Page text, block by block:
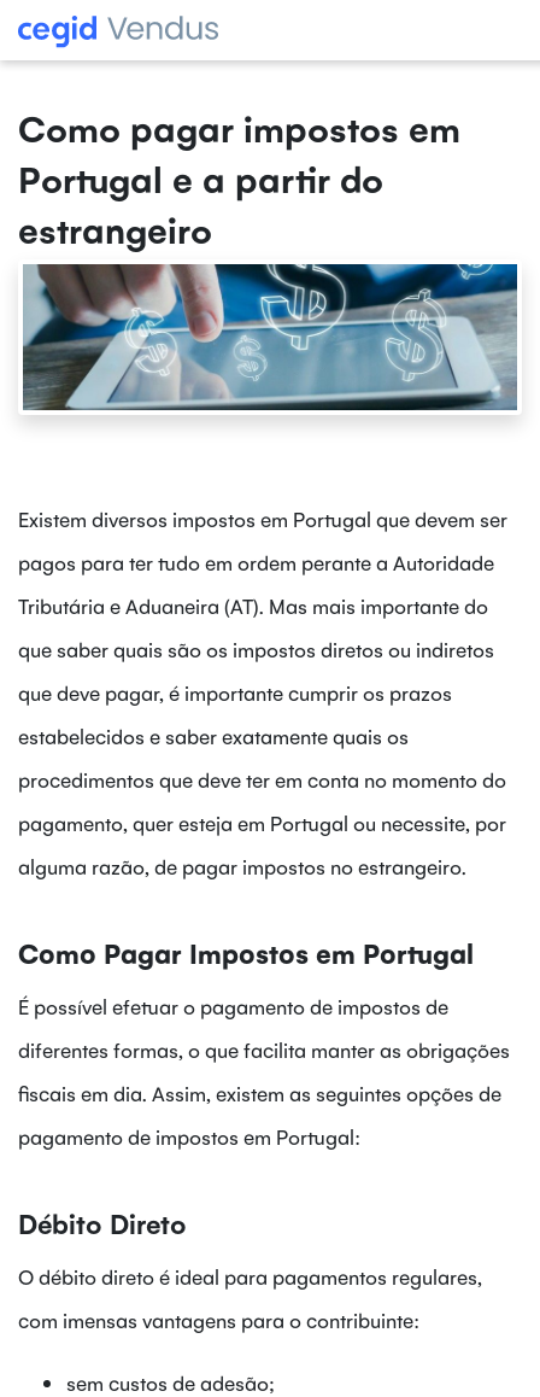
Como pagar impostos em
Portugal e a partir do
estrangeiro
Existem diversos impostos em Portugal que devem ser
pagos para ter tudo em ordem perante a Autoridade
Tributária e Aduaneira (AT). Mas mais importante do
que saber quais são os impostos diretos ou indiretos
que deve pagar, é importante cumprir os prazos
estabelecidos e saber exatamente quais os
procedimentos que deve ter em conta no momento do
pagamento, quer esteja em Portugal ou necessite, por
alguma razão, de pagar impostos no estrangeiro.
Como Pagar Impostos em Portugal
É possível efetuar o pagamento de impostos de
diferentes formas, o que facilita manter as obrigações
fiscais em dia. Assim, existem as seguintes opções de
pagamento de impostos em Portugal:
Débito Direto
O débito direto é ideal para pagamentos regulares,
com imensas vantagens para o contribuinte:
sem custos de adesão;